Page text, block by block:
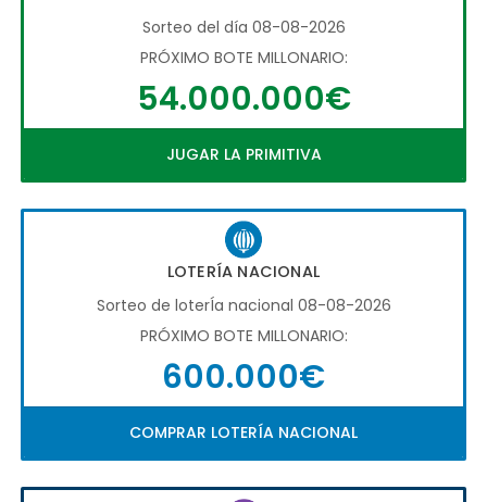
Sorteo del día 08-08-2026
PRÓXIMO BOTE MILLONARIO:
54.000.000€
JUGAR LA PRIMITIVA
LOTERÍA NACIONAL
Sorteo de loterÍa nacional 08-08-2026
PRÓXIMO BOTE MILLONARIO:
600.000€
COMPRAR LOTERÍA NACIONAL